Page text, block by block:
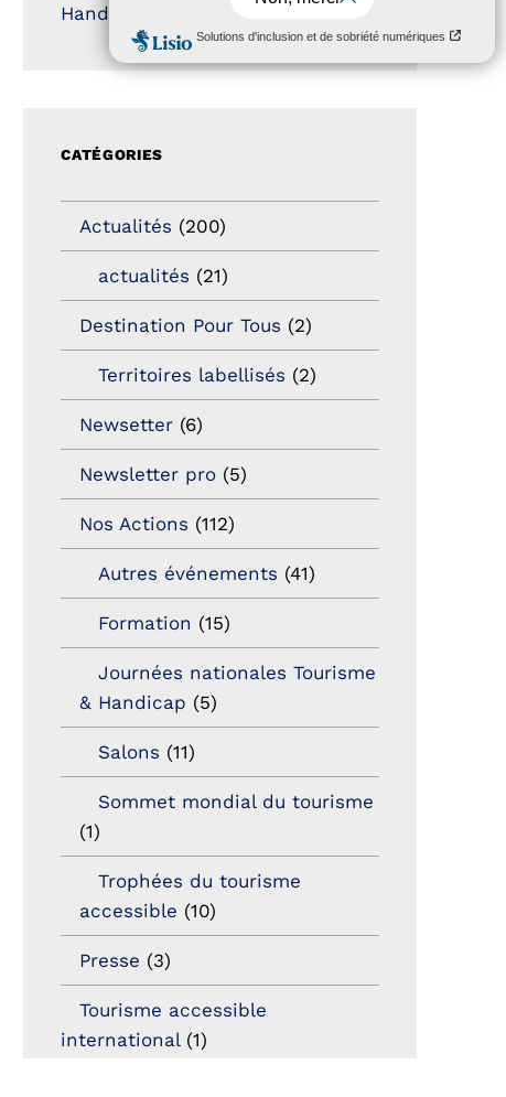
Handicap
CATÉGORIES
Actualités (200)
actualités (21)
Destination Pour Tous (2)
Territoires labellisés (2)
Newsetter (6)
Newsletter pro (5)
Nos Actions (112)
Autres événements (41)
Formation (15)
Journées nationales Tourisme
& Handicap (5)
Salons (11)
Sommet mondial du tourisme
(1)
Trophées du tourisme
accessible (10)
Presse (3)
Tourisme accessible
international(1)